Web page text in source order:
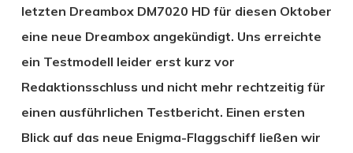
letzten Dreambox DM7020 HD für diesen Oktober
eine neue Dreambox angekündigt. Uns erreichte
ein Testmodell leider erst kurz vor
Redaktionsschluss und nicht mehr rechtzeitig für
einen ausführlichen Testbericht. Einen ersten
Blick auf das neue Enigma-Flaggschiff ließen wir